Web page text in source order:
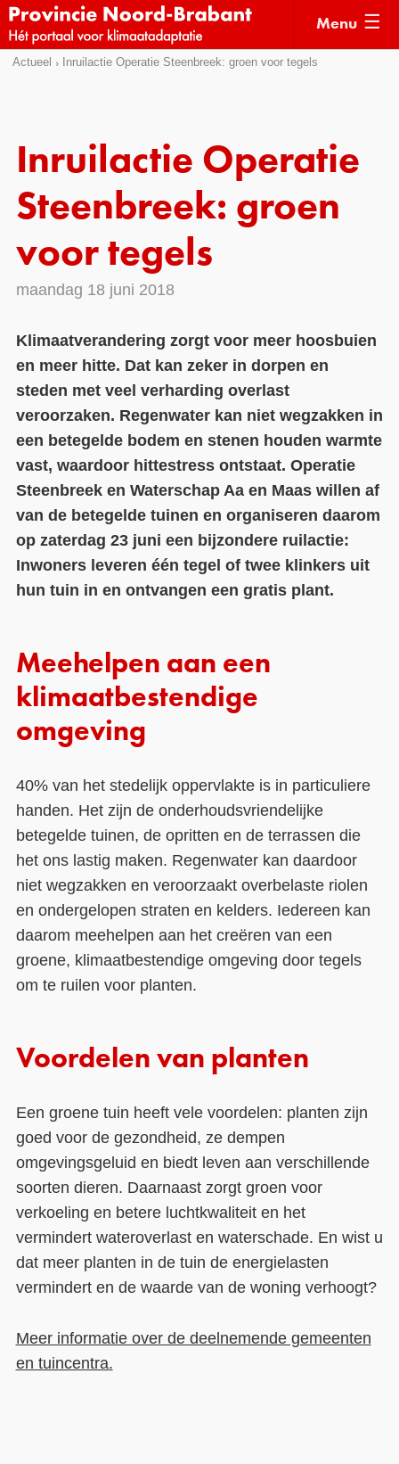
Sla
naar
menu
naar
pagina
Menu
Actueel Inruilactie Operatie Steenbreek: groen voor tegels
Inruilactie Operatie
Steenbreek: groen
voor tegels
maandag 18 juni 2018
Klimaatverandering zorgt voor meer hoosbuien
en meer hitte. Dat kan zeker in dorpen en
steden met veel verharding overlast
veroorzaken. Regenwater kan niet wegzakken in
een betegelde bodem en stenen houden warmte
vast, waardoor hittestress ontstaat. Operatie
Steenbreek en Waterschap Aa en Maas willen af
van de betegelde tuinen en organiseren daarom
op zaterdag 23 juni een bijzondere ruilactie:
Inwoners leveren één tegel of twee klinkers uit
hun tuin in en ontvangen een gratis plant.
Meehelpen aan een
klimaatbestendige
omgeving
40% van het stedelijk oppervlakte is in particuliere
handen. Het zijn de onderhoudsvriendelijke
betegelde tuinen, de opritten en de terrassen die
het ons lastig maken. Regenwater kan daardoor
niet wegzakken en veroorzaakt overbelaste riolen
en ondergelopen straten en kelders. Iedereen kan
daarom meehelpen aan het creëren van een
groene, klimaatbestendige omgeving door tegels
om te ruilen voor planten.
Voordelen van planten
Een groene tuin heeft vele voordelen: planten zijn
goed voor de gezondheid, ze dempen
omgevingsgeluid en biedt leven aan verschillende
soorten dieren. Daarnaast zorgt groen voor
verkoeling en betere luchtkwaliteit en het
vermindert wateroverlast en waterschade. En wist u
dat meer planten in de tuin de energielasten
vermindert en de waarde van de woning verhoogt?
Meer informatie over de deelnemende gemeenten
en tuincentra.
Actueel
Klimaatverhalen
Kennisdossiers
Hulpmiddelen
Voorbeelden
Subsidies
Contact
Over ons
LIFE-IP Klimaatadaptatie
Weerbaar Dommelland